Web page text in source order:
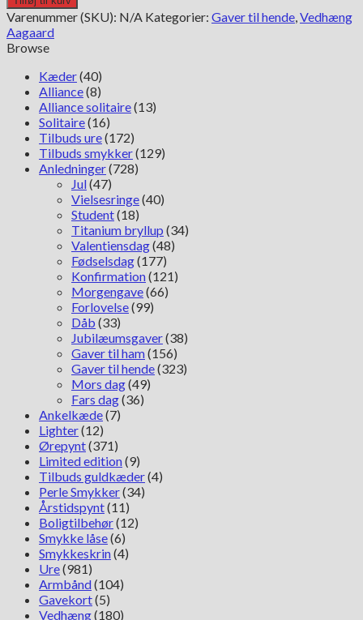
8kt
hvidguld
vedhæng
antal
Varenummer (SKU): N/A Kategorier: Gaver til hende,Vedhæng
Aagaard
Browse
Kæder(40)
Alliance(8)
Alliance solitaire(13)
Solitaire(16)
Tilbuds ure(172)
Tilbuds smykker(129)
Anledninger(728)
Jul(47)
Vielsesringe(40)
Student(18)
Titanium bryllup (34)
Valentiensdag(48)
Fødselsdag(177)
Konfirmation(121)
Morgengave(66)
Forlovelse(99)
Dåb (33)
Jubilæumsgaver(38)
Gaver til ham(156)
Gaver til hende(323)
Mors dag(49)
Fars dag(36)
Ankelkæde(7)
Lighter(12)
Ørepynt(371)
Limited edition(9)
Tilbuds guldkæder(4)
Perle Smykker(34)
Årstidspynt(11)
Boligtilbehør(12)
Smykke låse(6)
Smykkeskrin(4)
Ure(981)
Armbånd(104)
Gavekort(5)
Vedhæng(180)